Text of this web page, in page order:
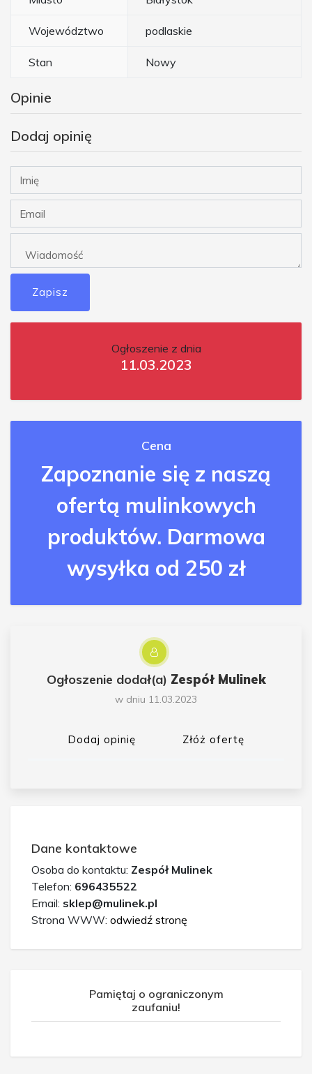
Województwo podlaskie
Stan Nowy
Opinie
Dodaj opinię
Zapisz
Ogłoszenie z dnia
11.03.2023
Cena
Zapoznanie się z naszą
ofertą mulinkowych
produktów. Darmowa
wysyłka od 250 zł
Ogłoszenie dodał(a) Zespół Mulinek
w dniu 11.03.2023
Dodaj opinię Złóż ofertę
Dane kontaktowe
Osoba do kontaktu: Zespół Mulinek
Telefon: 696435522
Email: sklep@mulinek.pl
Strona WWW: odwiedź stronę
Pamiętaj o ograniczonym
zaufaniu!